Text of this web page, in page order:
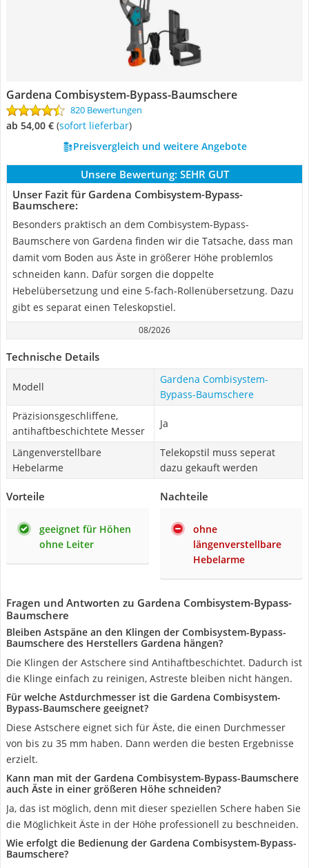
Gardena Combisystem-Bypass-Baumschere
820 Bewertungen
ab 54,00 € ( Sofort lieferbar)
Preisvergleich und weitere Angebote
Unsere Bewertung: SEHR GUT
Unser Fazit für Gardena Combisystem-Bypass-
Baumschere:
Besonders praktisch an dem Combisystem-Bypass-
Baumschere von Gardena finden wir die Tatsache, dass man
damit vom Boden aus Äste in größerer Höhe problemlos
schneiden kann. Dafür sorgen die doppelte
Hebelübersetzung und eine 5-fach-Rollenübersetzung. Dazu
gibt es separat einen Teleskopstiel.
08/2026
Technische Details
Modell
Gardena Combisystem-
Bypass-Baumschere
Präzisionsgeschliffene,
antihaftbeschichtete Messer
Ja
Längenverstellbare
Hebelarme
Telekopstil muss seperat
dazu gekauft werden
Vorteile
geeignet für Höhen
ohne Leiter
Nachteile
ohne
längenverstellbare
Hebelarme
Fragen und Antworten zu Gardena Combisystem-Bypass-
Baumschere
Bleiben Astspäne an den Klingen der Combisystem-Bypass-
Baumschere des Herstellers Gardena hängen?
Die Klingen der Astschere sind Antihaftbeschichtet. Dadurch ist
die Klinge einfach zu reinigen, Astreste bleiben nicht hängen.
Für welche Astdurchmesser ist die Gardena Combisystem-
Bypass-Baumschere geeignet?
Diese Astschere eignet sich für Äste, die einen Durchmesser
von bis zu 35 mm haben. Dann werden die besten Ergebnisse
erzielt.
Kann man mit der Gardena Combisystem-Bypass-Baumschere
auch Äste in einer größeren Höhe schneiden?
Ja, das ist möglich, denn mit dieser speziellen Schere haben Sie
die Möglichkeit Äste in der Höhe professionell zu beschneiden.
Wie erfolgt die Bedienung der Gardena Combisystem-Bypass-
Baumschere?